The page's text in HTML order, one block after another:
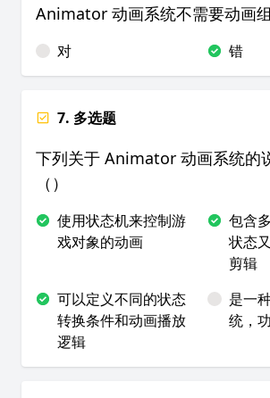
Animator 动画系统不需要动画
对 错
7. 多选题
下列关于 Animator 动画系统的
（）
使用状态机来控制游
戏对象的动画
包含
状态
剪辑
可以定义不同的状态
转换条件和动画播放
逻辑
是一
统，